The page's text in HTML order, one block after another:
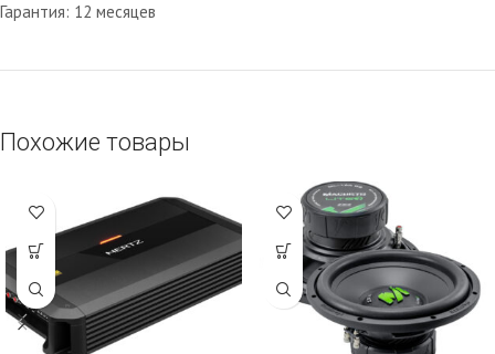
Гарантия: 12 месяцев
Похожие товары